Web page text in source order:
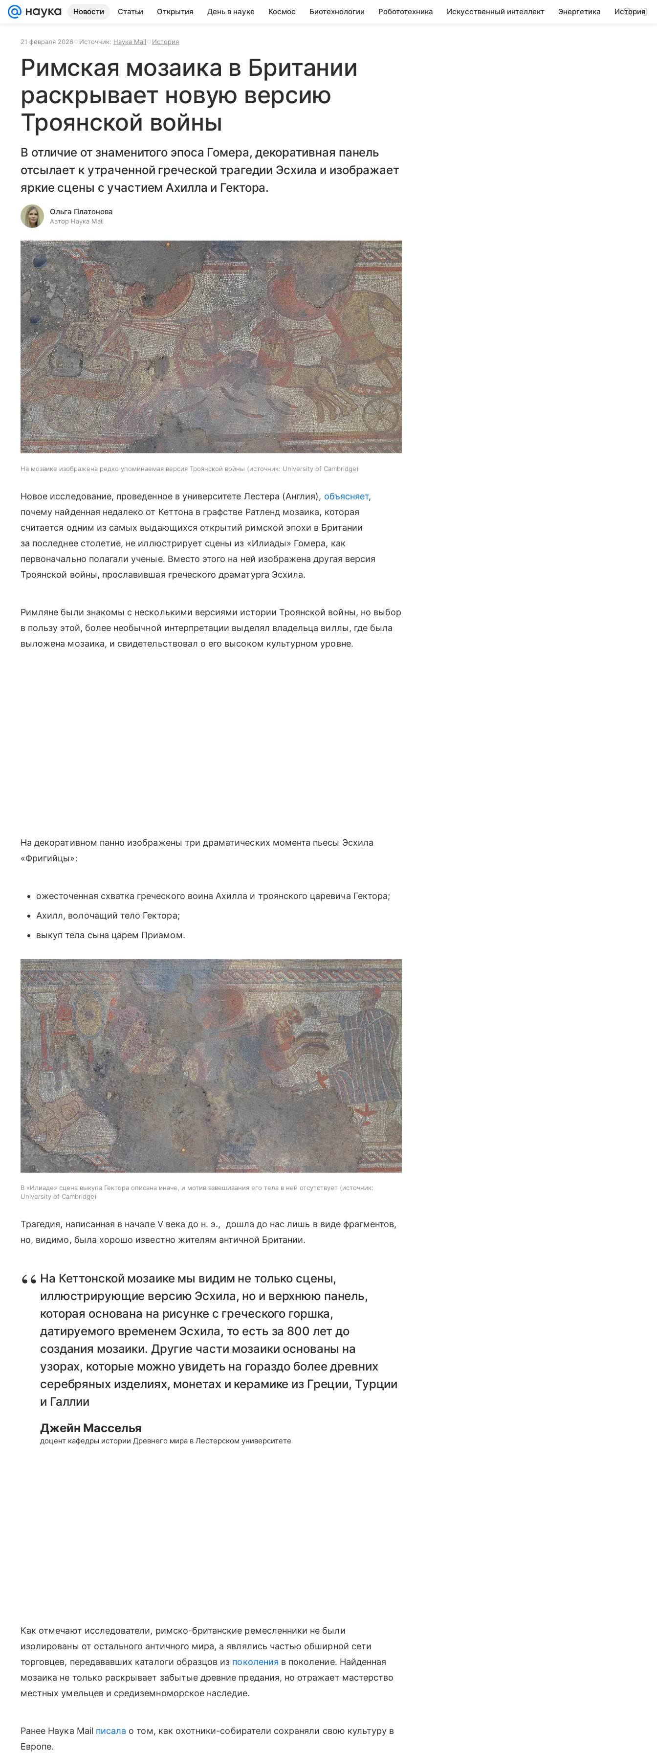
Новости Статьи Открытия День в науке Космос Биотехнологии Робототехника Искусственный интеллект Энергетика История
21 февраля 2026 Источник: Наука Mail История
Римская мозаика в Британии
раскрывает новую версию
Троянской войны
В отличие от знаменитого эпоса Гомера, декоративная панель
отсылает к утраченной греческой трагедии Эсхила и изображает
яркие сцены с участием Ахилла и Гектора.
Ольга Платонова
Автор Наука Mail
На мозаике изображена редко упоминаемая версия Троянской войны источник: University of Cambridge
Новое исследование, проведенное в университете Лестера (Англия), объясняет,
почему найденная недалеко от Кеттона в графстве Ратленд мозаика, которая
считается одним из самых выдающихся открытий римской эпохи в Британии
за последнее столетие, не иллюстрирует сцены из «Илиады» Гомера, как
первоначально полагали ученые. Вместо этого на ней изображена другая версия
Троянской войны, прославившая греческого драматурга Эсхила.
Римляне были знакомы с несколькими версиями истории Троянской войны, но выбор
в пользу этой, более необычной интерпретации выделял владельца виллы, где была
выложена мозаика, и свидетельствовал о его высоком культурном уровне.
На декоративном панно изображены три драматических момента пьесы Эсхила
«Фригийцы»:
ожесточенная схватка греческого воина Ахилла и троянского царевича Гектора;
Ахилл, волочащий тело Гектора;
выкуп тела сына царем Приамом.
В «Илиаде» сцена выкупа Гектора описана иначе, и мотив взвешивания его тела в ней отсутствует
источник:
University of Cambridge
Трагедия, написанная в начале V века до н. э., дошла до нас лишь в виде фрагментов,
но, видимо, была хорошо известно жителям античной Британии.
На Кеттонской мозаике мы видим не только сцены,
иллюстрирующие версию Эсхила, но и верхнюю панель,
которая основана на рисунке с греческого горшка,
датируемого временем Эсхила, то есть за 800 лет до
создания мозаики. Другие части мозаики основаны на
узорах, которые можно увидеть на гораздо более древних
серебряных изделиях, монетах и керамике из Греции, Турции
и Галлии
Джейн Масселья
доцент кафедры истории Древнего мира в Лестерском университете
Как отмечают исследователи, римско-британские ремесленники не были
изолированы от остального античного мира, а являлись частью обширной сети
торговцев, передававших каталоги образцов из поколения в поколение. Найденная
мозаика не только раскрывает забытые древние предания, но отражает мастерство
местных умельцев и средиземноморское наследие.
Ранее Наука Mail писала о том, как охотники-собиратели сохраняли свою культуру в
Европе.